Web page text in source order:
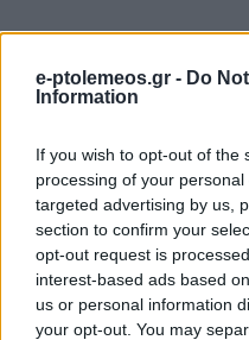
e-ptolemeos.gr - Do
Information
If you wish to opt-out of the
processing of your
targeted advertising by us,
section to confirm your
opt-out request is
interest-based ads based
us or personal information
your opt-out. You may